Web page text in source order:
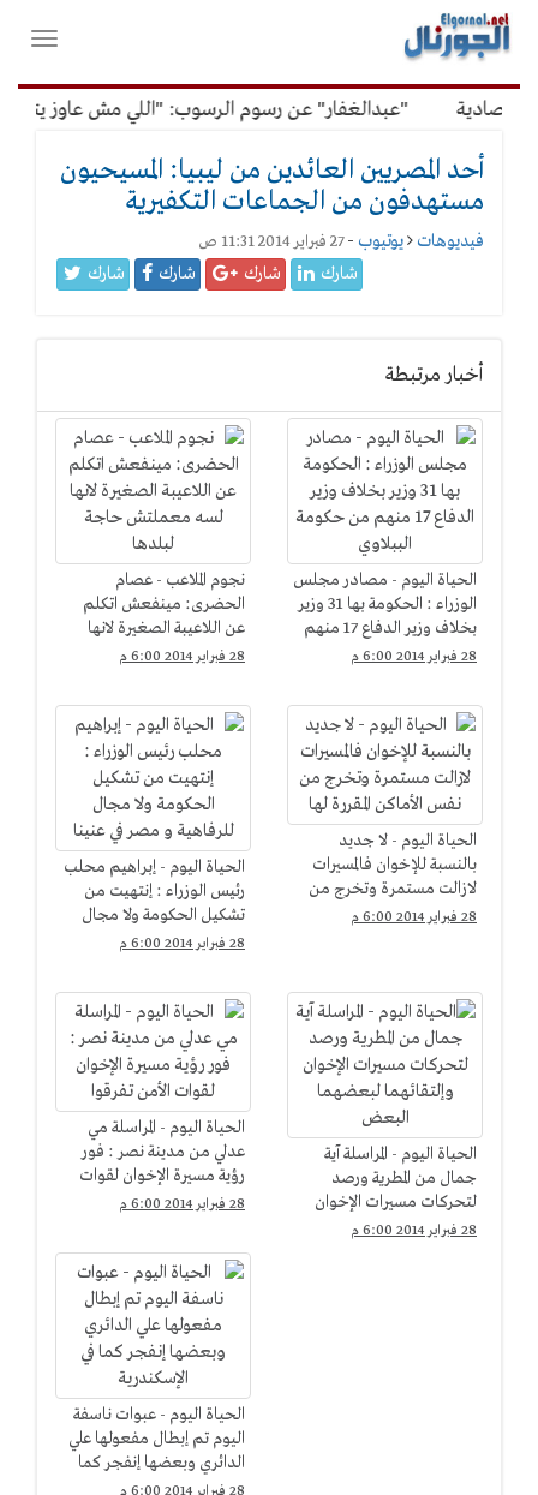
القائمة
الرئيسية
فتح
"عبدالغفار" عن رسوم الرسوب: "اللي مش عاوز يتعلم
أحد المصريين العائدين من ليبيا: المسيحيون
مستهدفون من الجماعات التكفيرية
فيديوهات يوتيوب -27 فبراير 2014 11:31 ص
شارك شارك شارك شارك
أخبار مرتبطة
الحياة اليوم - مصادر مجلس
الوزراء : الحكومة بها 31 وزير
بخلاف وزير الدفاع 17 منهم
من حكومة الببلاوي
28 فبراير 2014 6:00 م
نجوم الملاعب - عصام
الحضرى: مينفعش اتكلم
عن اللاعيبة الصغيرة لانها
لسه معملتش حاجة لبلدها
28 فبراير 2014 6:00 م
الحياة اليوم - لا جديد
بالنسبة للإخوان فالمسيرات
لازالت مستمرة وتخرج من
نفس الأماكن المقررة لها
28 فبراير 2014 6:00 م
الحياة اليوم - إبراهيم محلب
رئيس الوزراء : إنتهيت من
تشكيل الحكومة ولا مجال
للرفاهية و مصر في عنينا
28 فبراير 2014 6:00 م
الحياة اليوم - المراسلة آية
جمال من المطرية ورصد
لتحركات مسيرات الإخوان
وإلتقائهما لبعضهما البعض
28 فبراير 2014 6:00 م
الحياة اليوم - المراسلة مي
عدلي من مدينة نصر : فور
رؤية مسيرة الإخوان لقوات
الأمن تفرقوا
28 فبراير 2014 6:00 م
الحياة اليوم - عبوات ناسفة
اليوم تم إبطال مفعولها علي
الدائري وبعضها إنفجر كما
في الإسكندرية
28 فبراير 2014 6:00 م